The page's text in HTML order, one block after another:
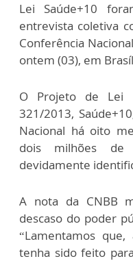
Lei Saúde+10
entrevista coletiva
Conferência
ontem (03), em
O Projeto de Lei
321/2013,
Nacional há oito
dois milhões de
devidamente
A nota da CNBB
descaso do poder
“Lamentamos
tenha sido feito